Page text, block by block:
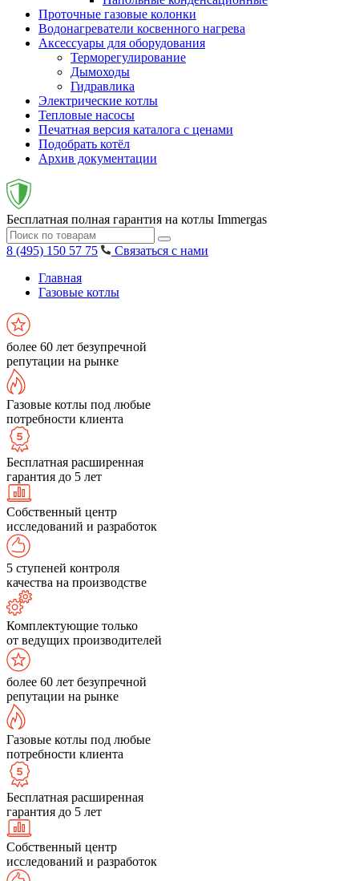
Проточные газовые колонки
Водонагреватели косвенного нагрева
Аксессуары для оборудования
Терморегулирование
Дымоходы
Гидравлика
Электрические котлы
Тепловые насосы
Печатная версия каталога с ценами
Подобрать котёл
Архив документации
Бесплатная полная гарантия на котлы Immergas
8 (495) 150 57 75
Связаться с нами
Главная
Газовые котлы
более 60 лет безупречной
репутации на рынке
Газовые котлы под любые
потребности клиента
Бесплатная расширенная
гарантия до 5 лет
Собственный центр
исследований и разработок
5 ступеней контроля
качества на производстве
Комплектующие только
от ведущих производителей
более 60 лет безупречной
репутации на рынке
Газовые котлы под любые
потребности клиента
Бесплатная расширенная
гарантия до 5 лет
Собственный центр
исследований и разработок